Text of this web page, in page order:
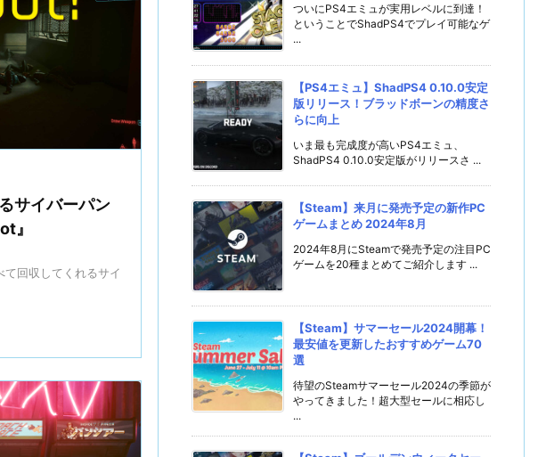
サイバーパン
』
回収してくれるサイ
ついにPS4エミュが実用レベルに到達！
ということでShadPS4でプレイ可能なゲ
...
【PS4エミュ】ShadPS4 0.10.0安定
版リリース！ブラッドボーンの精度さ
らに向上
いま最も完成度が高いPS4エミュ、
ShadPS4 0.10.0安定版がリリースさ ...
【Steam】来月に発売予定の新作PC
ゲームまとめ 2024年8月
2024年8月にSteamで発売予定の注目PC
ゲームを20種まとめてご紹介します ...
【Steam】サマーセール2024開幕！
最安値を更新したおすすめゲーム70
選
待望のSteamサマーセール2024の季節が
やってきました！超大型セールに相応し
...